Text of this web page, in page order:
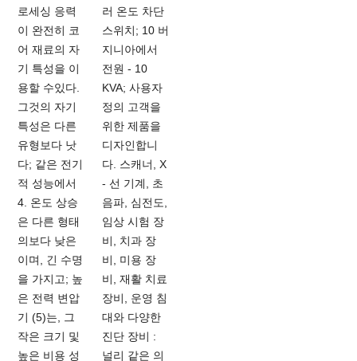
로세싱 응력
이 완전히 코
어 재료의 자
기 특성을 이
용할 수있다.
그것의 자기
특성은 다른
유형보다 낫
다; 같은 전기
적 성능에서
4. 온도 상승
은 다른 형태
의보다 낮은
이며, 긴 수명
을 가지고; 높
은 전력 변압
기 (5)는, 그
작은 크기 및
높은 비용 성
러 온도 차단
스위치; 10 버
지니아에서
전원 - 10
KVA; 사용자
정의 고객을
위한 제품을
디자인합니
다. 스캐너, X
- 선 기계, 초
음파, 심전도,
임상 시험 장
비, 치과 장
비, 미용 장
비, 재활 치료
장비, 운영 침
대와 다양한
진단 장비 :
널리 같은 의